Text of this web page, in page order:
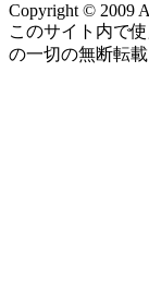
Copyright © 2009
このサイト内で
の一切の無断転